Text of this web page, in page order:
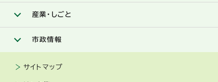
産業・しごと
市政情報
サイトマップ